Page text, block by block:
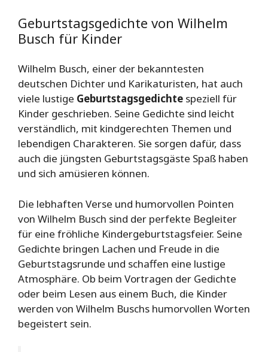
Geburtstagsgedichte von Wilhelm
Busch für Kinder
Wilhelm Busch, einer der bekanntesten
deutschen Dichter und Karikaturisten, hat auch
viele lustige Geburtstagsgedichte speziell für
Kinder geschrieben. Seine Gedichte sind leicht
verständlich, mit kindgerechten Themen und
lebendigen Charakteren. Sie sorgen dafür, dass
auch die jüngsten Geburtstagsgäste Spaß haben
und sich amüsieren können.
Die lebhaften Verse und humorvollen Pointen
von Wilhelm Busch sind der perfekte Begleiter
für eine fröhliche Kindergeburtstagsfeier. Seine
Gedichte bringen Lachen und Freude in die
Geburtstagsrunde und schaffen eine lustige
Atmosphäre. Ob beim Vortragen der Gedichte
oder beim Lesen aus einem Buch, die Kinder
werden von Wilhelm Buschs humorvollen Worten
begeistert sein.